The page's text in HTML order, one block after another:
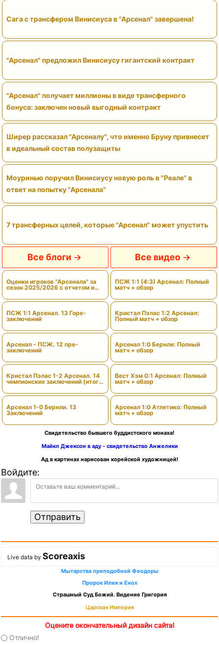
Сага с трансфером Винисиуса в "Арсенал" завершена!
"Арсенал" предложил Винисиусу гигантский контракт
"Арсенал" получает миллионы в виде трансферного
бонуса: заключен новый выгодный контракт
Ширер рассказал "Арсеналу", что именно Бруну привнесет
в идеальный состав полузащиты
Моуринью поручил Винисиусу новую роль в "Реале" в
ответ на попытку "Арсенала"
7 трансферных целей, которые "Арсенал" может упустить
Все блоги
Оценки игроков "Арсенала" за
сезон 2025/2026 с отчетом и
ПСЖ 1:1 Арсенал. 13 Горе-
заключений
Арсенал - ПСЖ. 12 пре-
заключений
Кристал Пэлас 1-2 Арсенал. 14
чемпионских заключений (итоги
Арсенал 1-0 Бернли. 13
Заключений
Все видео
ПСЖ 1:1 (4:3) Арсенал: Полный
матч + обзор
Кристал Пэлас 1:2 Арсенал:
Полный матч + обзор
Арсенал 1:0 Бернли: Полный
матч + обзор
Вест Хэм 0:1 Арсенал: Полный
матч + обзор
Арсенал 1:0 Атлетико: Полный
матч + обзор
Свидетельство бывшего буддистского монаха!
Майкл Джексон в аду - свидетельство Анжелики
Ад в картинах нарисован корейской художницей!
Войдите:
Отправить
Live data by Scoreaxis
Мытарства преподобной Феодоры
Пророк Илия и Енох
Страшный Суд Божий. Видение Григория
Царская Империя
Оцените окончательный дизайн сайта!
Отлично!